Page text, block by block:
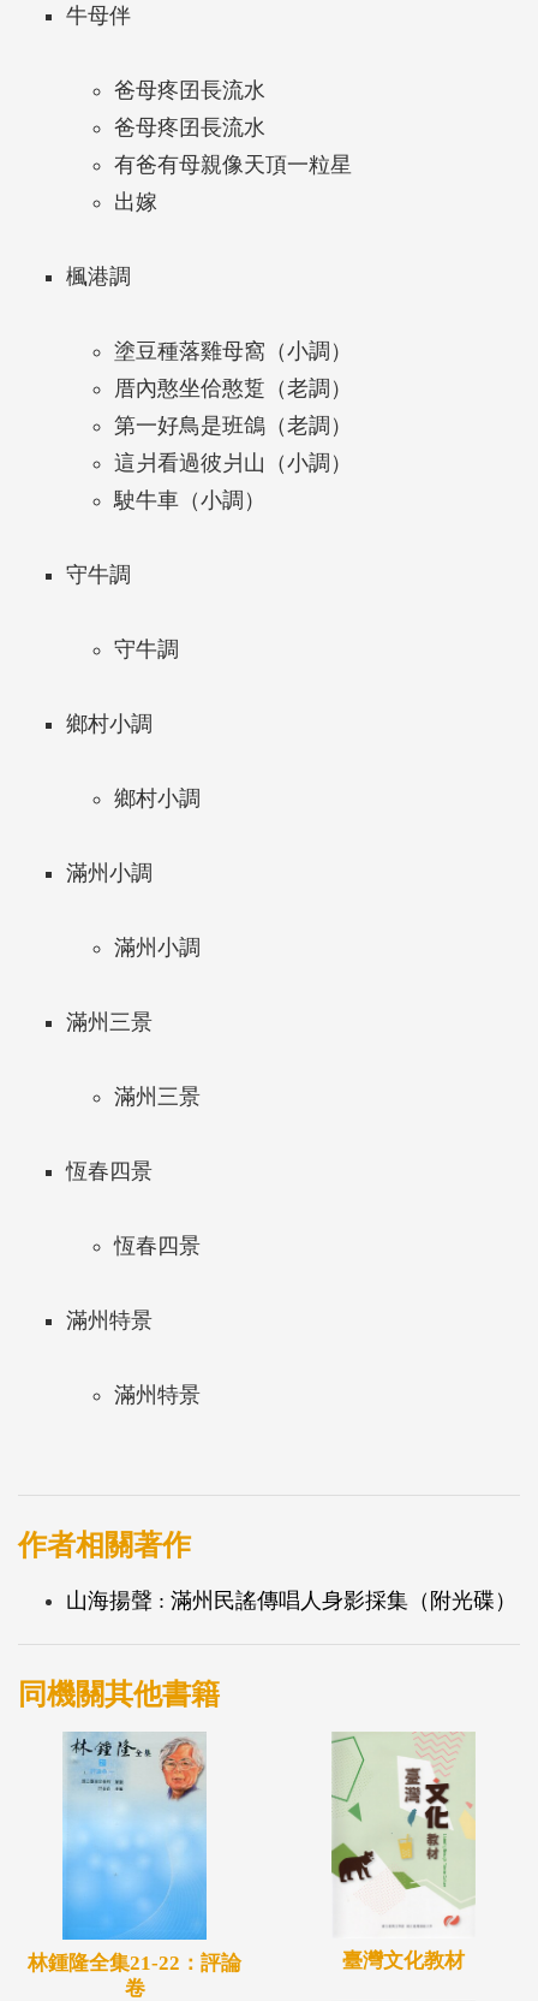
牛母伴
爸母疼囝長流水
爸母疼囝長流水
有爸有母親像天頂一粒星
出嫁
楓港調
塗豆種落雞母窩（小調）
厝內憨坐佮憨踅（老調）
第一好鳥是班鴿（老調）
這爿看過彼爿山（小調）
駛牛車（小調）
守牛調
守牛調
鄉村小調
鄉村小調
滿州小調
滿州小調
滿州三景
滿州三景
恆春四景
恆春四景
滿州特景
滿州特景
作者相關著作
山海揚聲 : 滿州民謠傳唱人身影採集（附光碟）
同機關其他書籍
林鍾隆全集21-22：評論
卷
臺灣文化教材